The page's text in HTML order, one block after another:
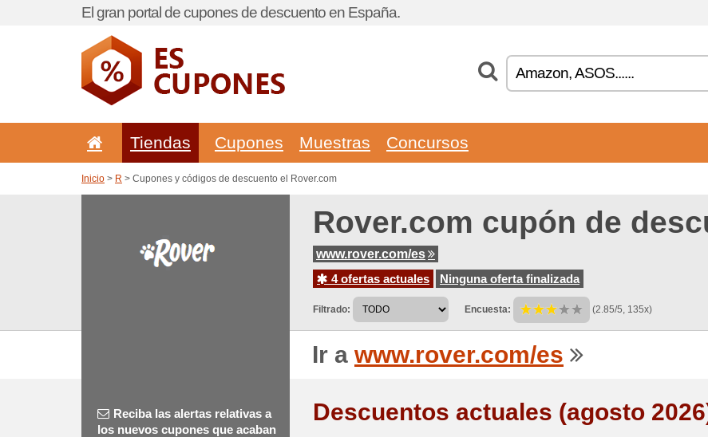
El gran portal de cupones de descuento en España.
Tiendas Cupones Muestras Concursos
Inicio > R > Cupones y códigos de descuento el Rover.com
Rover.com cupón de
www.rover.com/es
4 ofertas actuales
Ninguna oferta finalizada
Filtrado: Encuesta: (2.85/5, 135x)
Ir a www.rover.com/es
Reciba las alertas relativas a
los nuevos cupones que acaban
Descuentos actuales (agosto